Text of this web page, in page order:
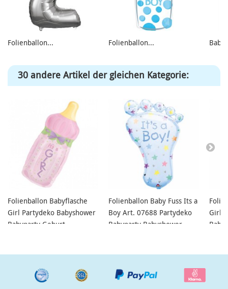
Folienballon... Folienballon...
30 andere Artikel der gleichen Kategorie:
Folienballon Babyflasche
Girl Partydeko Babyshower
Babyparty Geburt
Folienballon Baby Fuss Its a
Boy Art. 07688 Partydeko
Babyparty Babyshower
Girl